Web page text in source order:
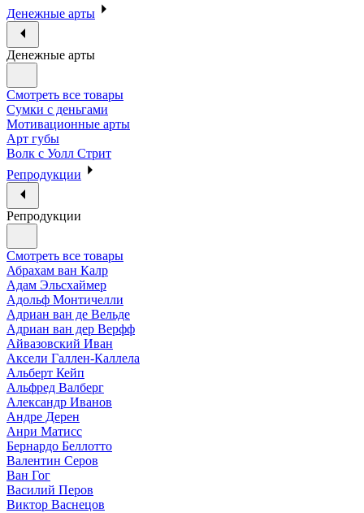
Денежные арты
Денежные арты
Смотреть все товары
Сумки с деньгами
Мотивационные арты
Арт губы
Волк с Уолл Стрит
Репродукции
Репродукции
Смотреть все товары
Абрахам ван Калр
Адам Эльсхаймер
Адольф Монтичелли
Адриан ван де Вельде
Адриан ван дер Верфф
Айвазовский Иван
Аксели Галлен-Каллела
Альберт Кейп
Альфред Валберг
Александр Иванов
Андре Дерен
Анри Матисс
Бернардо Беллотто
Валентин Серов
Ван Гог
Василий Перов
Виктор Васнецов